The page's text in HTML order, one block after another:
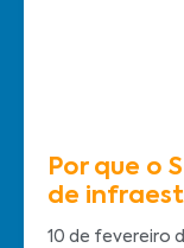
Por que o
de
10 de fevereiro